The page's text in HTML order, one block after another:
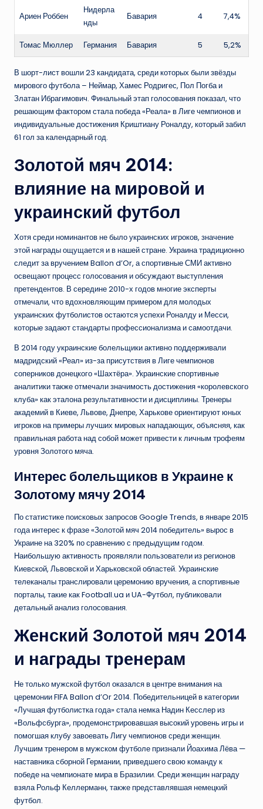
Ариен Роббен
Нидерла
нды
Бавария 4 7,4%
Томас Мюллер Германия Бавария 5 5,2%
В шорт-лист вошли 23 кандидата, среди которых были звёзды
мирового футбола – Неймар, Хамес Родригес, Пол Погба и
Златан Ибрагимович. Финальный этап голосования показал, что
решающим фактором стала победа «Реала» в Лиге чемпионов и
индивидуальные достижения Криштиану Роналду, который забил
61 гол за календарный год.
Золотой мяч 2014:
влияние на мировой и
украинский футбол
Хотя среди номинантов не было украинских игроков, значение
этой награды ощущается и в нашей стране. Украина традиционно
следит за вручением Ballon d’Or, а спортивные СМИ активно
освещают процесс голосования и обсуждают выступления
претендентов. В середине 2010-х годов многие эксперты
отмечали, что вдохновляющим примером для молодых
украинских футболистов остаются успехи Роналду и Месси,
которые задают стандарты профессионализма и самоотдачи.
В 2014 году украинские болельщики активно поддерживали
мадридский «Реал» из-за присутствия в Лиге чемпионов
соперников донецкого «Шахтёра». Украинские спортивные
аналитики также отмечали значимость достижения «королевского
клуба» как эталона результативности и дисциплины. Тренеры
академий в Киеве, Львове, Днепре, Харькове ориентируют юных
игроков на примеры лучших мировых нападающих, объясняя, как
правильная работа над собой может привести к личным трофеям
уровня Золотого мяча.
Интерес болельщиков в Украине к
Золотому мячу 2014
По статистике поисковых запросов Google Trends, в январе 2015
года интерес к фразе «Золотой мяч 2014 победитель» вырос в
Украине на 320% по сравнению с предыдущим годом.
Наибольшую активность проявляли пользователи из регионов
Киевской, Львовской и Харьковской областей. Украинские
телеканалы транслировали церемонию вручения, а спортивные
порталы, такие как Football.ua и UA-Футбол, публиковали
детальный анализ голосования.
Женский Золотой мяч 2014
и награды тренерам
Не только мужской футбол оказался в центре внимания на
церемонии FIFA Ballon d’Or 2014. Победительницей в категории
«Лучшая футболистка года» стала немка Надин Кесслер из
«Вольфсбурга», продемонстрировавшая высокий уровень игры и
помогшая клубу завоевать Лигу чемпионов среди женщин.
Лучшим тренером в мужском футболе признали Йоахима Лёва —
наставника сборной Германии, приведшего свою команду к
победе на чемпионате мира в Бразилии. Среди женщин награду
взяла Рольф Келлерманн, также представлявшая немецкий
футбол.